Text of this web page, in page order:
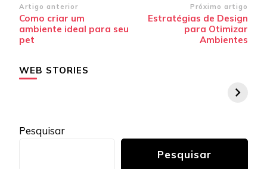
Navegação
de
post
Artigo anterior
Como criar um
ambiente ideal para seu
pet
Próximo artigo
Estratégias de Design
para Otimizar
Ambientes
WEB STORIES
Pesquisar
Pesquisar